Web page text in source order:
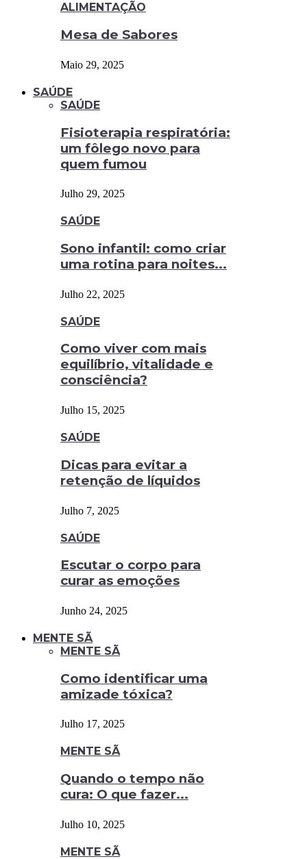
ALIMENTAÇÃO
Mesa de Sabores
Maio 29, 2025
SAÚDE
SAÚDE
Fisioterapia respiratória:
um fôlego novo para
quem fumou
Julho 29, 2025
SAÚDE
Sono infantil: como criar
uma rotina para noites...
Julho 22, 2025
SAÚDE
Como viver com mais
equilíbrio, vitalidade e
consciência?
Julho 15, 2025
SAÚDE
Dicas para evitar a
retenção de líquidos
Julho 7, 2025
SAÚDE
Escutar o corpo para
curar as emoções
Junho 24, 2025
MENTE SÃ
MENTE SÃ
Como identificar uma
amizade tóxica?
Julho 17, 2025
MENTE SÃ
Quando o tempo não
cura: O que fazer...
Julho 10, 2025
MENTE SÃ